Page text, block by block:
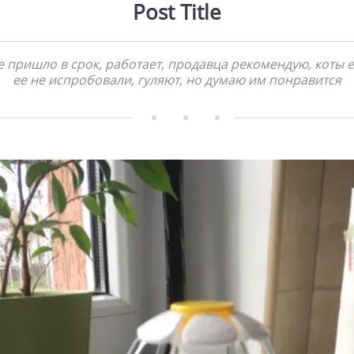
Post Title
пришло в срок, работает, продавца рекомендую, коты
ее не испробовали, гуляют, но думаю им понравится